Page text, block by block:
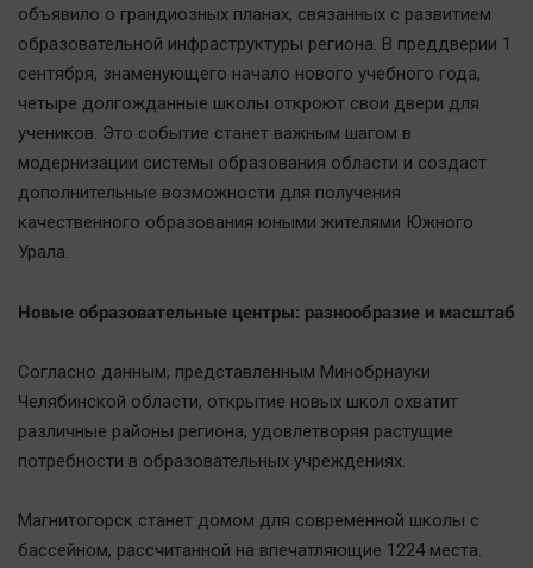
Экономика
Здоровье
Культура
Курилка
Мнения
Технологии
Hедвижимость
Образование
Автомобили
Банки
Медиаграмотность
объявило о грандиозных планах, связанных с развитием
образовательной инфраструктуры региона. В преддверии 1
сентября, знаменующего начало нового учебного года,
четыре долгожданные школы откроют свои двери для
учеников. Это событие станет важным шагом в
модернизации системы образования области и создаст
дополнительные возможности для получения
качественного образования юными жителями Южного
Урала.
Новые образовательные центры: разнообразие и масштаб
Согласно данным, представленным Минобрнауки
Челябинской области, открытие новых школ охватит
различные районы региона, удовлетворяя растущие
потребности в образовательных учреждениях.
Магнитогорск станет домом для современной школы с
бассейном, рассчитанной на впечатляющие 1224 места.